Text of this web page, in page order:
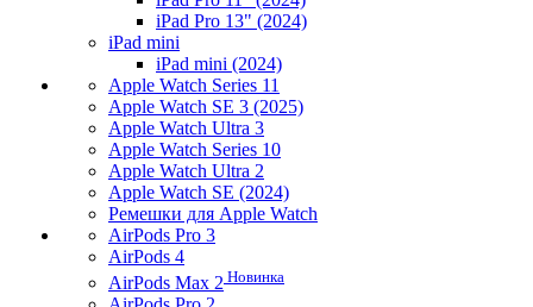
iPad Pro 13" (2024)
iPad mini
iPad mini (2024)
Apple Watch Series 11
Apple Watch SE 3 (2025)
Apple Watch Ultra 3
Apple Watch Series 10
Apple Watch Ultra 2
Apple Watch SE (2024)
Ремешки для Apple Watch
AirPods Pro 3
AirPods 4
AirPods Max 2 Новинка